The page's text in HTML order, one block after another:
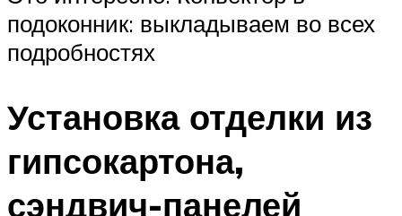
подоконник: выкладываем во всех
подробностях
Установка отделки из
гипсокартона,
сэндвич-панелей